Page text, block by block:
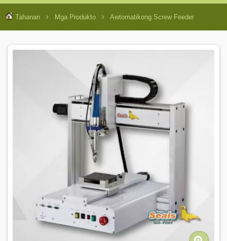
Tahanan Mga Produkto Awtomatikong Screw Feeder